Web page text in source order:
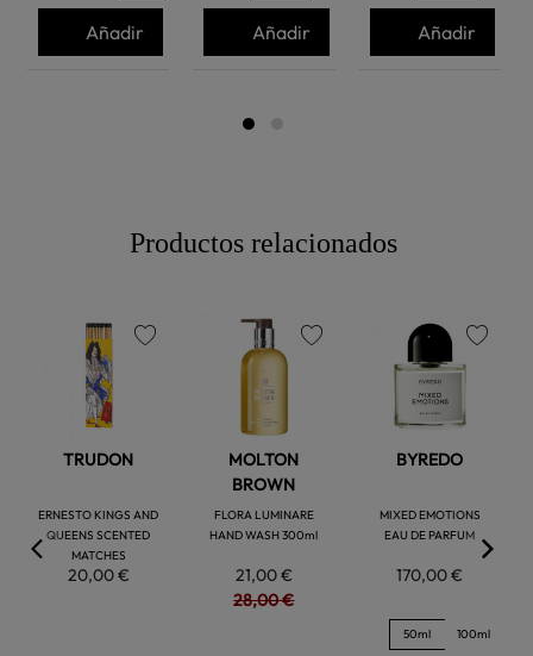
Añadir Añadir Añadir
Productos relacionados
TRUDON
ERNESTO KINGS AND
QUEENS SCENTED
MATCHES
20,00 €
MOLTON
BROWN
FLORA LUMINARE
HAND WASH 300ml
21,00 €
28,00 €
BYREDO
MIXED EMOTIONS
EAU DE PARFUM
170,00 €
favorite
50ml 100ml